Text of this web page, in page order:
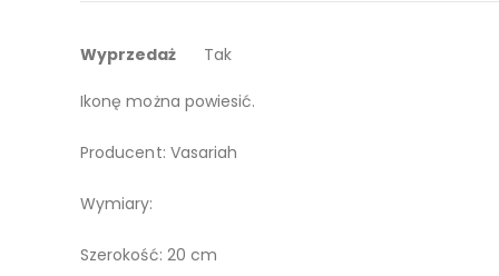
Do czyszczenia wystarczy miękka ściereczka lub
Ikonę można powiesić.
Producent: Vasariah
Wymiary:
Szerokość: 20 cm
Więcej
Wyprzedaż Tak